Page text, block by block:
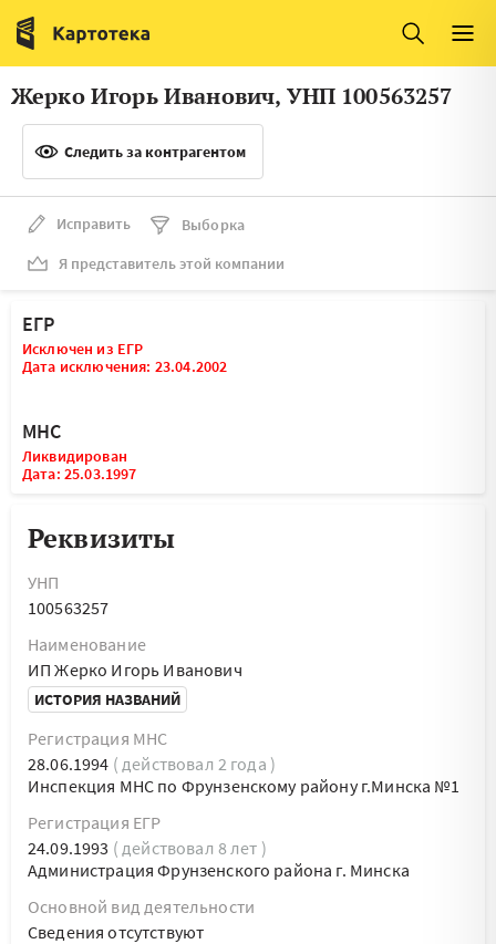
Италия
Люксембург
Литва
Нидерланды
Жерко Игорь Иванович, УНП 100563257
Следить за контрагентом
Исправить
Выборка
Я представитель этой компании
ЕГР
Исключен из ЕГР
Дата исключения: 23.04.2002
МНС
Ликвидирован
Дата: 25.03.1997
Реквизиты
УНП
100563257
Наименование
ИП Жерко Игорь Иванович
ИСТОРИЯ НАЗВАНИЙ
Регистрация МНС
28.06.1994 ( действовал 2 года )
Инспекция МНС по Фрунзенскому району г.Минска №1
Регистрация ЕГР
24.09.1993 ( действовал 8 лет )
Администрация Фрунзенского района г. Минска
Основной вид деятельности
Cведения отсутствуют